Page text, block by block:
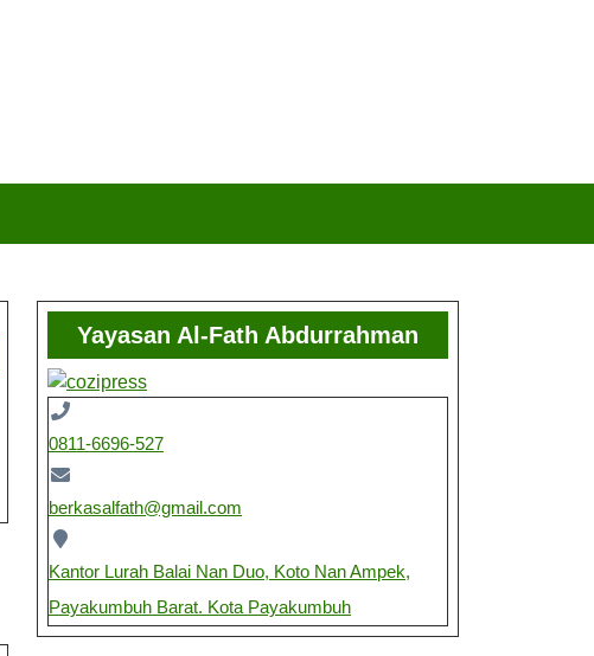
Yayasan Al-Fath Abdurrahman
0811-6696-527
berkasalfath@gmail.com
Kantor Lurah Balai Nan Duo, Koto Nan Ampek,
Payakumbuh Barat. Kota Payakumbuh